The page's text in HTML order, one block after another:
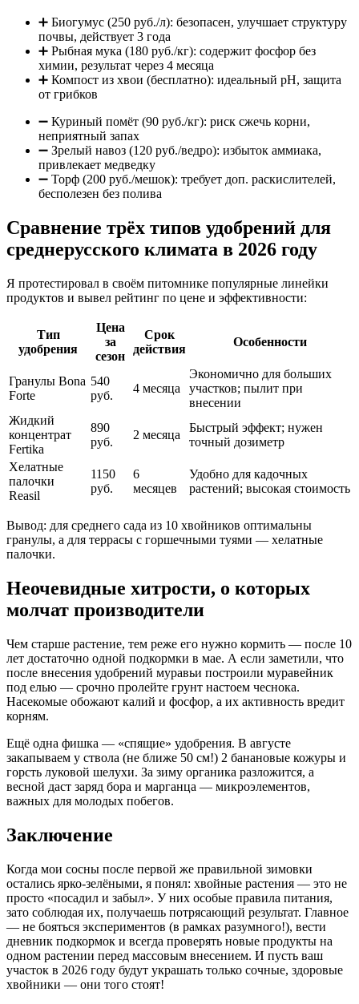
➕ Биогумус (250 руб./л): безопасен, улучшает структуру
почвы, действует 3 года
➕ Рыбная мука (180 руб./кг): содержит фосфор без
химии, результат через 4 месяца
➕ Компост из хвои (бесплатно): идеальный pH, защита
от грибков
➖ Куриный помёт (90 руб./кг): риск сжечь корни,
неприятный запах
➖ Зрелый навоз (120 руб./ведро): избыток аммиака,
привлекает медведку
➖ Торф (200 руб./мешок): требует доп. раскислителей,
бесполезен без полива
Сравнение трёх типов удобрений для
среднерусского климата в 2026 году
Я протестировал в своём питомнике популярные линейки
продуктов и вывел рейтинг по цене и эффективности:
Тип
удобрения
Цена
за
сезон
Срок
действия
Особенности
Гранулы Bona
Forte
540
руб.
4 месяца
Экономично для больших
участков; пылит при
внесении
Жидкий
концентрат
Fertika
890
руб.
2 месяца
Быстрый эффект; нужен
точный дозиметр
Хелатные
палочки
Reasil
1150
руб.
6
месяцев
Удобно для кадочных
растений; высокая стоимость
Вывод: для среднего сада из 10 хвойников оптимальны
гранулы, а для террасы с горшечными туями — хелатные
палочки.
Неочевидные хитрости, о которых
молчат производители
Чем старше растение, тем реже его нужно кормить — после 10
лет достаточно одной подкормки в мае. А если заметили, что
после внесения удобрений муравьи построили муравейник
под елью — срочно пролейте грунт настоем чеснока.
Насекомые обожают калий и фосфор, а их активность вредит
корням.
Ещё одна фишка — «спящие» удобрения. В августе
закапываем у ствола (не ближе 50 см!) 2 банановые кожуры и
горсть луковой шелухи. За зиму органика разложится, а
весной даст заряд бора и марганца — микроэлементов,
важных для молодых побегов.
Заключение
Когда мои сосны после первой же правильной зимовки
остались ярко-зелёными, я понял: хвойные растения — это не
просто «посадил и забыл». У них особые правила питания,
зато соблюдая их, получаешь потрясающий результат. Главное
— не бояться экспериментов (в рамках разумного!), вести
дневник подкормок и всегда проверять новые продукты на
одном растении перед массовым внесением. И пусть ваш
участок в 2026 году будут украшать только сочные, здоровые
хвойники — они того стоят!